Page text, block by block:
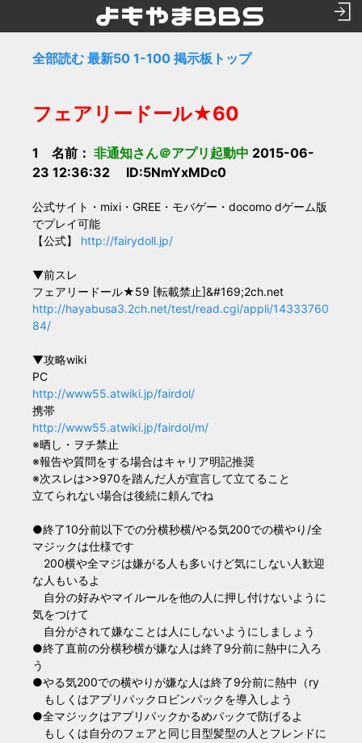
全部読む 最新50 1-100 掲示板トップ
フェアリードール★60
1 名前： 非通知さん＠アプリ起動中 2015-06-
23 12:36:32 ID:5NmYxMDc0
公式サイト・mixi・GREE・モバゲー・docomo dゲーム版
でプレイ可能
【公式】 http://fairydoll.jp/
▼前スレ
フェアリードール★59 [転載禁止]&#169;2ch.net
http://hayabusa3.2ch.net/test/read.cgi/appli/14333760
84/
▼攻略wiki
PC
http://www55.atwiki.jp/fairdol/
携帯
http://www55.atwiki.jp/fairdol/m/
※晒し・ヲチ禁止
※報告や質問をする場合はキャリア明記推奨
※次スレは>>970を踏んだ人が宣言して立てること
立てられない場合は後続に頼んでね
●終了10分前以下での分横秒横/やる気200での横やり/全
マジックは仕様です
200横や全マジは嫌がる人も多いけど気にしない人歓迎
な人もいるよ
自分の好みやマイルールを他の人に押し付けないように
気をつけて
自分がされて嫌なことは人にしないようにしましょう
●終了直前の分横秒横が嫌な人は終了9分前に熱中に入ろ
う
●やる気200での横やりが嫌な人は終了9分前に熱中（ry
もしくはアプリパックロビンパックを導入しよう
●全マジックはアプリパックかるめパックで防げるよ
もしくは自分のフェアと同じ目型髪型の人とフレンドに